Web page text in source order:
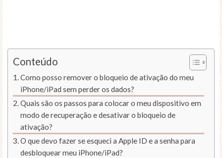
Conteúdo
Como posso remover o bloqueio de ativação do meu
iPhone/iPad sem perder os dados?
Quais são os passos para colocar o meu dispositivo em
modo de recuperação e desativar o bloqueio de
ativação?
O que devo fazer se esqueci a Apple ID e a senha para
desbloquear meu iPhone/iPad?